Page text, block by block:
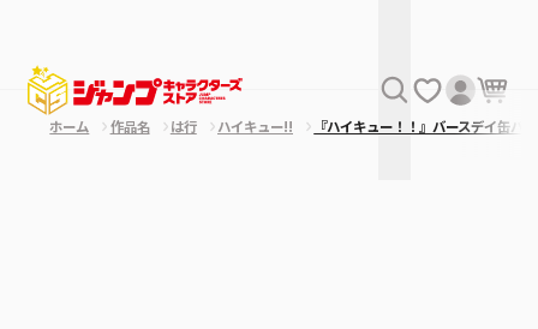
ホーム 作品名 は行 ハイキュー!! 『ハイキュー！！』バースデイ缶